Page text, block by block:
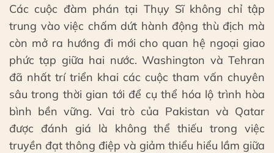
Các cuộc đàm phán tại Thụy Sĩ không chỉ tập
trung vào việc chấm dứt hành động thù địch mà
còn mở ra hướng đi mới cho quan hệ ngoại giao
phức tạp giữa hai nước. Washington và Tehran
đã nhất trí triển khai các cuộc tham vấn chuyên
sâu trong thời gian tới để cụ thể hóa lộ trình hòa
bình bền vững. Vai trò của Pakistan và Qatar
được đánh giá là không thể thiếu trong việc
truyền đạt thông điệp và giảm thiểu hiểu lầm giữa